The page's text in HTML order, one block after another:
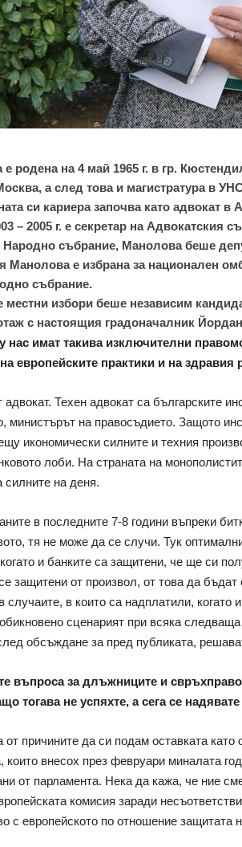
родена на 4 май 1965 г. в гр.
а след това и магистратура в
си кариера започва като адвокат в
– 2005 г. е секретар на Адвокатския
Народно събрание, Манолова беше
Манолова е избрана за национален
събрание.
местни избори беше независим
с настоящия градоначалник
нас имат такива изключителни
европейските практики и на здравия
Техен адвокат са българските
министърът на правосъдието. Защото
икономически силните и техния
лоби. На страната на
силните на деня.
в последните 7-8 години въпреки
тя не може да се случи. Тук
и банките са защитени, че ще си
защитени от произвол, от това да
случаите, в които са надплатили, когато
сценарият при всяка
обсъждане за пред публиката,
въпроса за длъжниците и
тогава не успяхте, а сега се
причините да си подам оставката
които внесох през февруари миналата
от парламента. Нека да кажа, че ние
комисия заради
с европейското по отношение защитата